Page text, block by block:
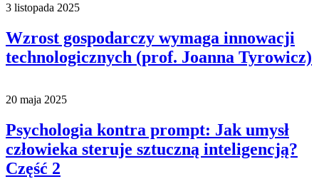
3 listopada 2025
Wzrost gospodarczy wymaga innowacji
technologicznych (prof. Joanna Tyrowicz)
20 maja 2025
Psychologia kontra prompt: Jak umysł
człowieka steruje sztuczną inteligencją?
Część 2